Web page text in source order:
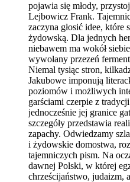
pojawia się młody,
Lejbowicz Frank.
zaczyna głosić idee, które
żydowską. Dla jednych
niebawem ma wokół
wywołany przezeń
Niemal tysiąc stron,
Jakubowe imponują
poziomów i możliwych
garściami czerpie z
jednocześnie jej granice
szczegóły przedstawia
zapachy. Odwiedzamy
i żydowskie domostwa,
tajemniczych pism. Na
dawnej Polski, w której
chrześcijaństwo, judaizm,